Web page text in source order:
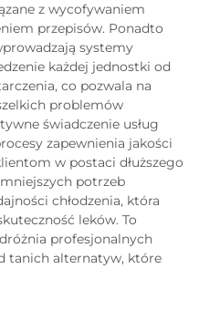
z wycofywaniem
przepisów. Ponadto
systemy
każdej jednostki od
co pozwala na
problemów
świadczenie usług
zapewnienia jakości
w postaci dłuższego
potrzeb
chłodzenia, która
leków. To
profesjonalnych
tanich alternatyw, które